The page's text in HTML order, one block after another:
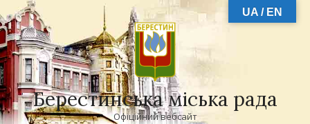
to
content
Берестинська міська рада
Офіційний вебсайт
UA / EN